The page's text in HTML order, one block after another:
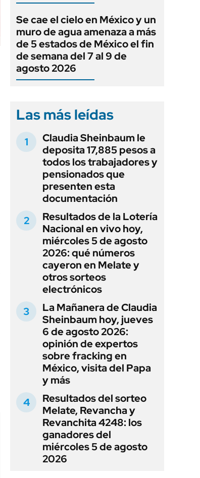
Se cae el cielo en México y un
muro de agua amenaza a más
de 5 estados de México el fin
de semana del 7 al 9 de
agosto 2026
Las más leídas
Claudia Sheinbaum le
deposita 17,885 pesos a
todos los trabajadores y
pensionados que
presenten esta
documentación
Resultados de la Lotería
Nacional en vivo hoy,
miércoles 5 de agosto
2026: qué números
cayeron en Melate y
otros sorteos
electrónicos
La Mañanera de Claudia
Sheinbaum hoy, jueves
6 de agosto 2026:
opinión de expertos
sobre fracking en
México, visita del Papa
y más
Resultados del sorteo
Melate, Revancha y
Revanchita 4248: los
ganadores del
miércoles 5 de agosto
2026